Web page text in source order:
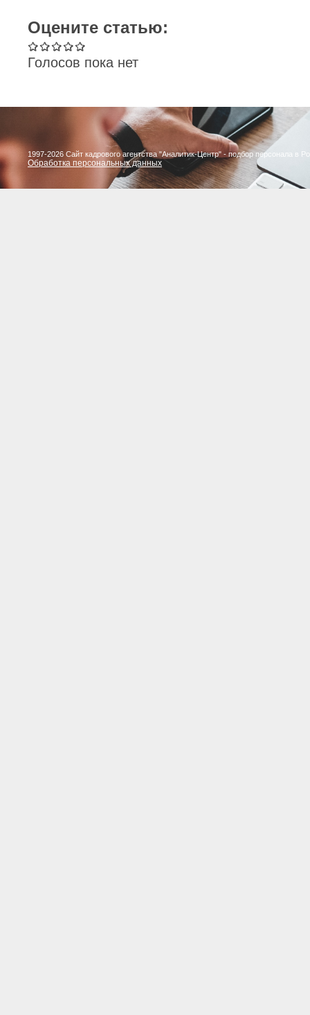
Оцените статью:
Голосов пока нет
1997-2026 Сайт кадрового агентства "Аналитик-Центр" - подбор персонала в
Обработка персональных данных